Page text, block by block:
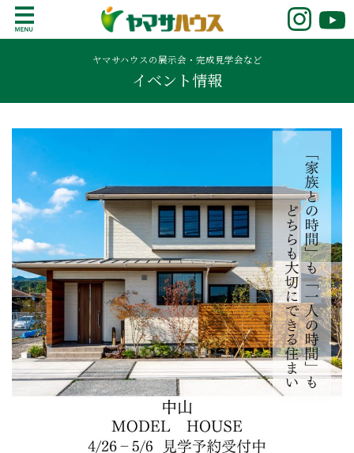
o
鹿児島で注文住宅ならヤマサハウス
新築の注文住宅や建売モデルハウスをお探し
の方はこちら。鹿児島県内で11年連続ナンバ
ーワンの実績を誇る、絆の家でおなじみの
ヤマサハウス。展示場情報や家づくりのこだ
ヤマサハウスの展示会・完成見学会など
イベント情報